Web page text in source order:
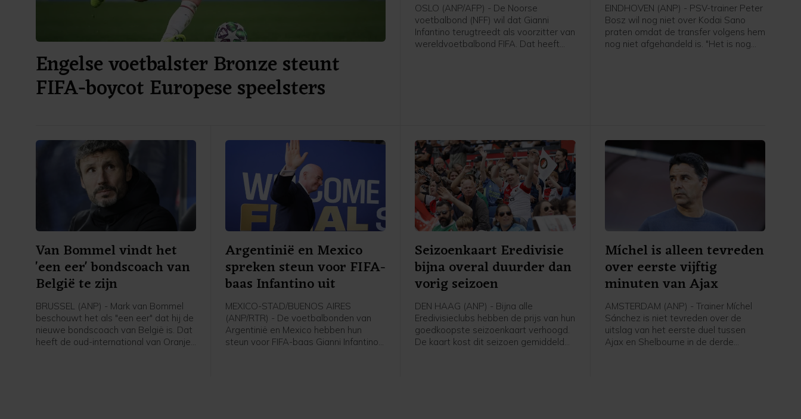
Engelse voetbalster Bronze steunt
FIFA-boycot Europese speelsters
OSLO (ANP/AFP) - De Noorse
voetbalbond (NFF) wil dat Gianni
Infantino terugtreedt als voorzitter van
wereldvoetbalbond FIFA. Dat heeft
EINDHOVEN (ANP) - PSV-trainer Peter
Bosz wil nog niet over Kodai Sano
praten omdat de transfer volgens hem
nog niet afgehandeld is. "Het is nog
Van Bommel vindt het
'een eer' bondscoach van
België te zijn
BRUSSEL (ANP) - Mark van Bommel
beschouwt het als "een eer" dat hij de
nieuwe bondscoach van België is. Dat
heeft de oud-international van Oranje
Argentinië en Mexico
spreken steun voor FIFA-
baas Infantino uit
MEXICO-STAD/BUENOS AIRES
(ANP/RTR) - De voetbalbonden van
Argentinië en Mexico hebben hun
steun voor FIFA-baas Gianni Infantino
Seizoenkaart Eredivisie
bijna overal duurder dan
vorig seizoen
DEN HAAG (ANP) - Bijna alle
Eredivisieclubs hebben de prijs van hun
goedkoopste seizoenkaart verhoogd.
De kaart kost dit seizoen gemiddeld
Míchel is alleen tevreden
over eerste vijftig
minuten van Ajax
AMSTERDAM (ANP) - Trainer Míchel
Sánchez is niet tevreden over de
uitslag van het eerste duel tussen
Ajax en Shelbourne in de derde